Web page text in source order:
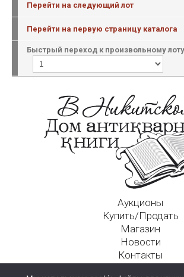
Перейти на следующий лот
Перейти на первую страницу каталога
Быстрый переход к произвольному
Аукционы
Купить/Продать
Магазин
Новости
Контакты